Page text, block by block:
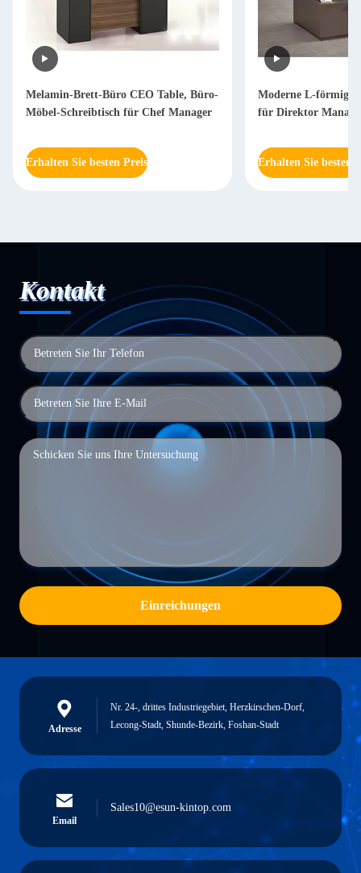
Melamin-Brett-Büro CEO Table, Büro-
Möbel-Schreibtisch für Chef Manager
Erhalten Sie besten Preis
Moderne L-förmige
für Direktor
Erhalten Sie besten
Kontakt
Einreichungen
Adresse
Nr. 24-, drittes Industriegebiet, Herzkirschen-Dorf,
Lecong-Stadt, Shunde-Bezirk, Foshan-Stadt
Email
Sales10@esun-kintop.com